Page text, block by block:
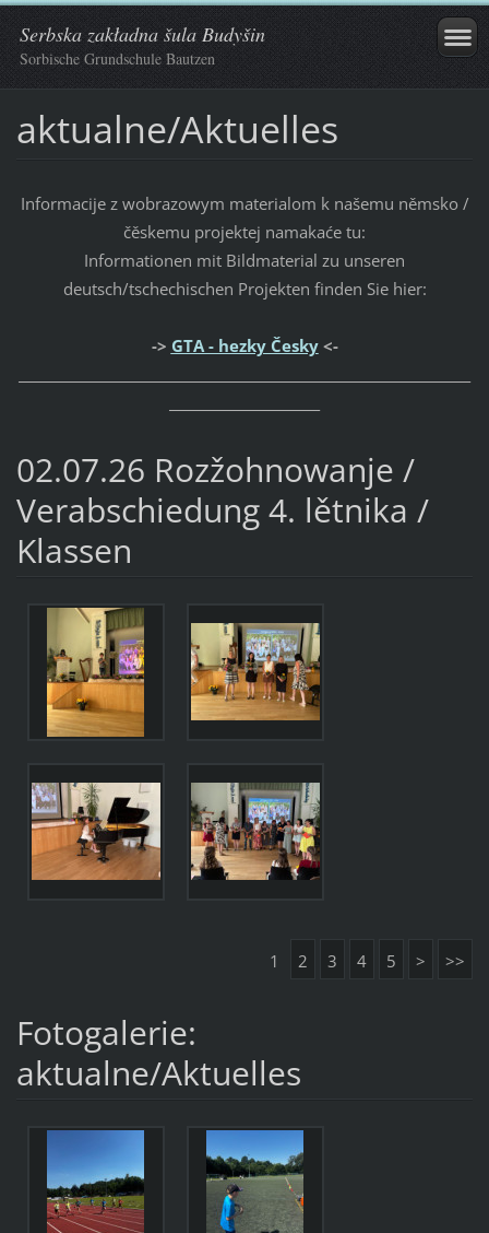
Serbska zakładna šula Budyšin
Sorbische Grundschule Bautzen
aktualne/Aktuelles
Informacije z wobrazowym materialom k našemu němsko /
čěskemu projektej namakaće tu:
Informationen mit Bildmaterial zu unseren
deutsch/tschechischen Projekten finden Sie hier:
-> GTA - hezky Česky <-
02.07.26 Rozžohnowanje /
Verabschiedung 4. lětnika /
Klassen
1 2 3 4 5 > >>
Fotogalerie:
aktualne/Aktuelles